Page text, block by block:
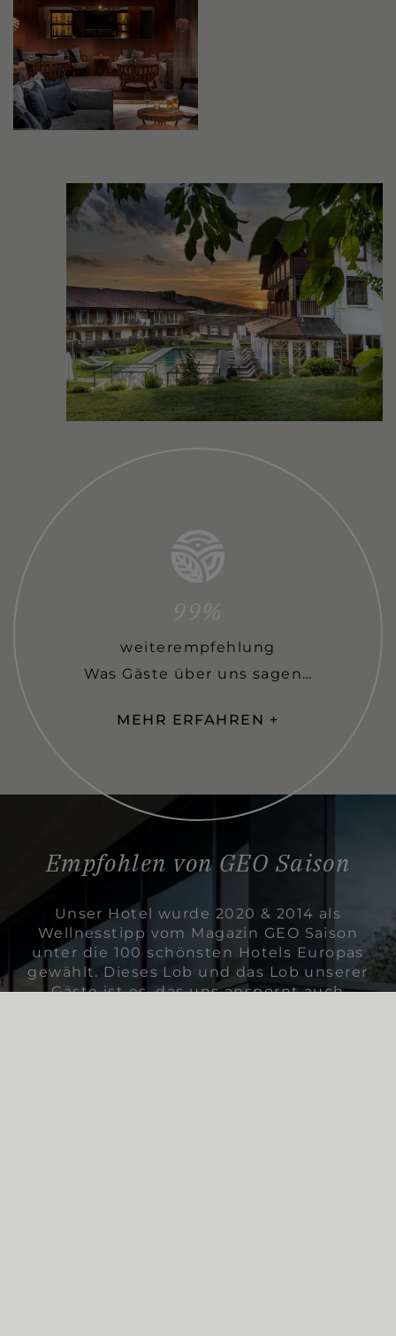
99%
weiterempfehlung
Was Gäste über uns sagen…
MEHR ERFAHREN
Empfohlen von GEO Saison
Unser Hotel wurde 2020 & 2014 als
Wellnesstipp vom Magazin GEO Saison
unter die 100 schönsten Hotels Europas
gewählt. Dieses Lob und das Lob unserer
Gäste ist es, das uns anspornt auch